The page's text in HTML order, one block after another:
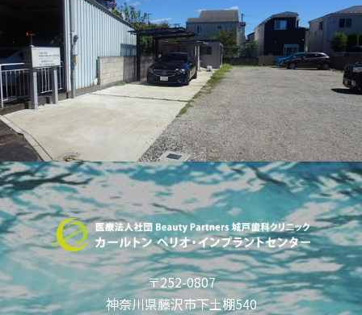
〒252-0807
神奈川県藤沢市下土棚540